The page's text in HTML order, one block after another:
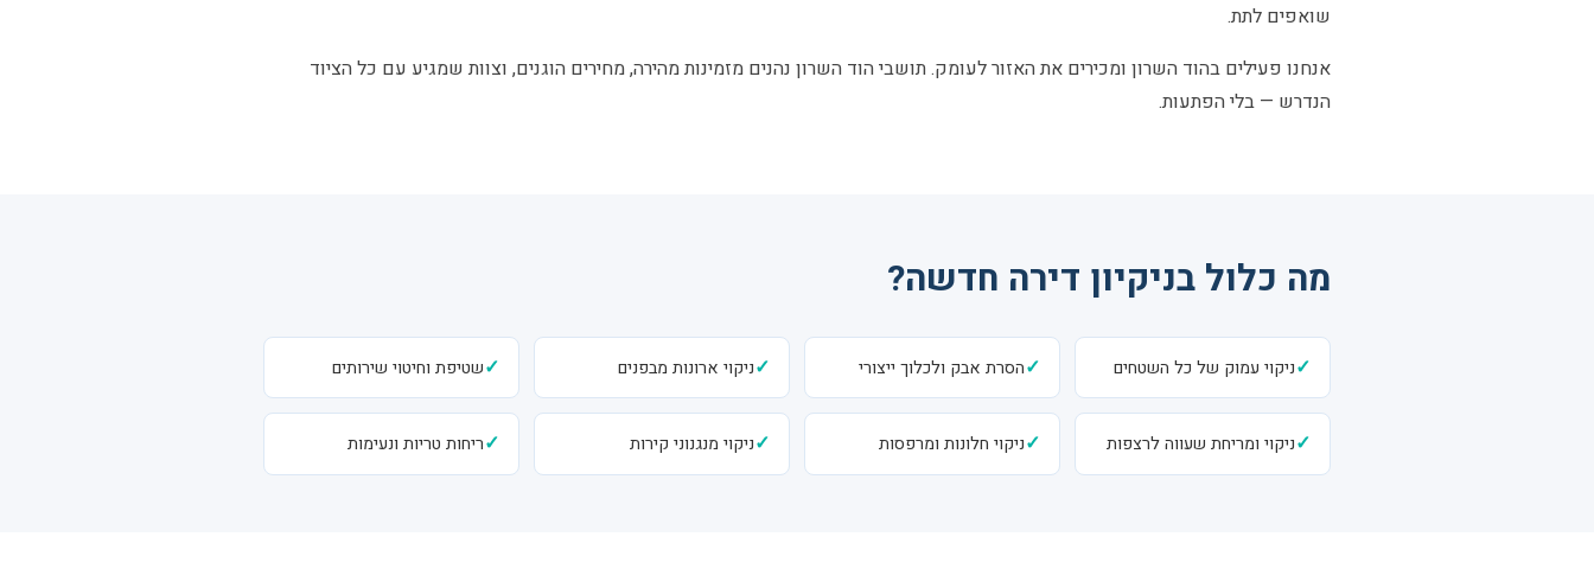
שואפים לתת.
אנחנו פעילים בהוד השרון ומכירים את האזור לעומק. תושבי הוד השרון נהנים מזמינות מהירה, מחירים הוגנים, וצוות שמגיע עם כל הציוד
הנדרש — בלי הפתעות.
מה כלול בניקיון דירה חדשה?
✓ניקוי עמוק של כל השטחים ✓הסרת אבק ולכלוך ייצורי ✓ניקוי ארונות מבפנים ✓שטיפת וחיטוי שירותים
✓ניקוי ומריחת שעווה לרצפות ✓ניקוי חלונות ומרפסות ✓ניקוי מנגנוני קירות ✓ריחות טריות ונעימות